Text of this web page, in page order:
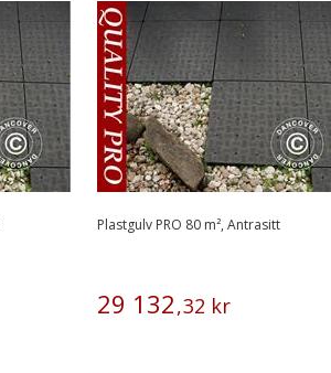
Plastgulv PRO 80 m², Antrasitt
29 132,32 kr